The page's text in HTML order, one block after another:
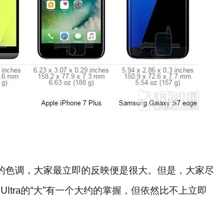
调，大家最立即的反映便是很大。但是，大家尽
的“大”有一个大约的掌握，但依然比不上立即